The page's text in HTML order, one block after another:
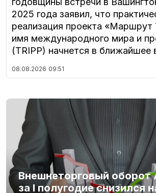
2025 года заявил, что
реализация проекта «Маршрут
имя международного мира и
(TRIPP) начнется в ближайшее
08.08.2026 09:51
Внешнеторговый оборот
за I полугодие снизился